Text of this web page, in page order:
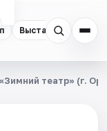
Выставки
театр» (г.